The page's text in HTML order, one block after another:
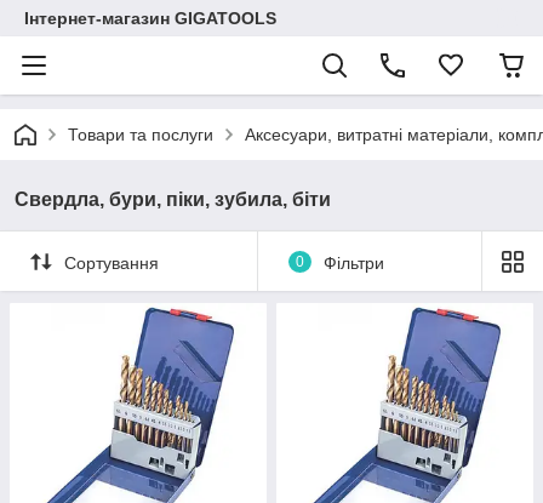
Інтернет-магазин GIGATOOLS
Товари та послуги Аксесуари, витратні матеріали,
Свердла, бури, піки, зубила, біти
Сортування 0 Фільтри